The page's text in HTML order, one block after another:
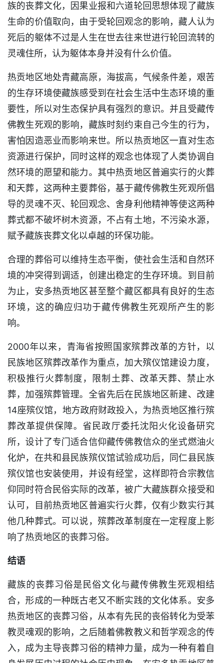
族的丧葬文化，因果业报和六道轮回思想体现了藏族
生命的价值取向，由于受轮回观念的影响，藏人认为
死后的躯体不过是人生在世去往来世进行轮回流转的
灵魂住所，认为躯体本身并没有什么价值。
热贡地区地处青藏高原，海拔高，气候条件差，艰苦
的生存环境使藏族感受到在社会生活中生态环境的重
要性，所以对生态保护具有强烈的意识。并且受藏传
佛教生死观的影响，藏族时刻约束自己今生的行为，
害怕因造恶业而影响来世。所以热贡地区一直对生态
资源进行保护，同时这样的观念也体现了人类协调自
然环境的愿望和能力。其中热贡地区普遍实行的火葬
和天葬，这两种主要葬俗，基于藏传佛教生死观所倡
导的灵魂不灭、轮回观念、舍身利他精神等使这两种
葬式都不破坏树木资源，不占有土地，不污染水源，
赋予藏族丧葬文化以卓越的环保功能。
合理的葬俗可以维持生态平衡，使社会生活和自然环
境的冲突得到调适，创建出稳定的生存环境。到目前
为止，安多热贡地区甚至整个藏区都具有良好的生态
环境，这的确应归功于藏传佛教生死观所产生的影
响。
2000年以来，青海省按照国家殡葬改革的方针，以
民族地区殡葬改革作为重点，加大殡仪馆建设力度，
积极推行火葬制度，限制土葬、改革天葬、禁止水
葬，加强殡葬管理。全省先后在民族地区新建、改建
14座殡仪馆，地方政府财政投入，为热贡地区推行殡
葬改革提供保障。省民政厅委托沈阳火化设备研究
所，设计了专门适合信仰藏传佛教信众的坐式燃油火
化炉，在共和县民族殡仪馆试验成功后，同仁县民族
殡仪馆也安装使用，并设有经堂，这样即符合宗教信
仰同时符合民俗实际的改革，被广大藏族群众接受和
认可，目前热贡地区普遍实行火葬，仅有少数实行其
他几种葬式。可以说，殡葬改革制度在一定程度上影
响了热贡地区的丧葬习俗。
结语
藏族的丧葬习俗是民俗文化与藏传佛教生死观相结
合，形成的一种既古老又不断实践的文化体系。安多
热贡地区的丧葬习俗，从本有先民的丧俗转化为受苯
教灵魂观的影响，之后随着佛教教义和哲学观念的传
入，成为主导丧葬习俗的精神力量，成为一种有着自